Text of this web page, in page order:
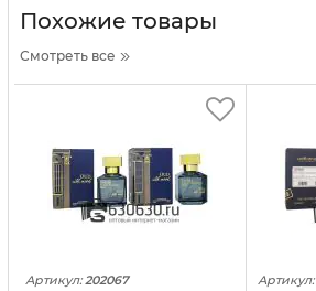
Похожие товары
Смотреть все
Артикул: 202067 Артикул: